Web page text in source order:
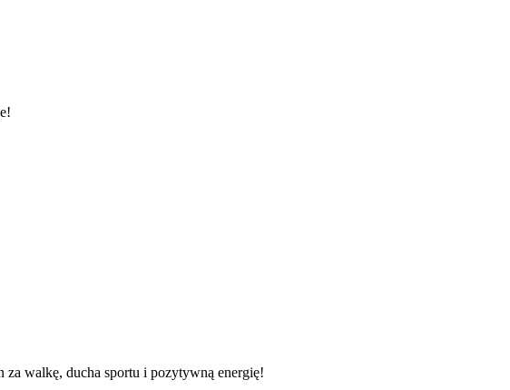
walkę, ducha sportu i pozytywną energię!